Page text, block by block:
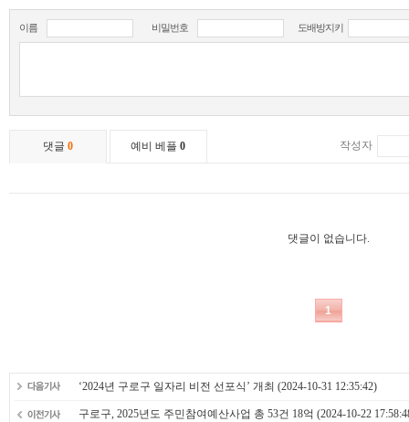
‘2024년 구로구 일자리 비전 선포식’ 개최 (2024-10-31 12:35:42)
구로구, 2025년도 주민참여예산사업 총 53건 18억 (2024-10-22